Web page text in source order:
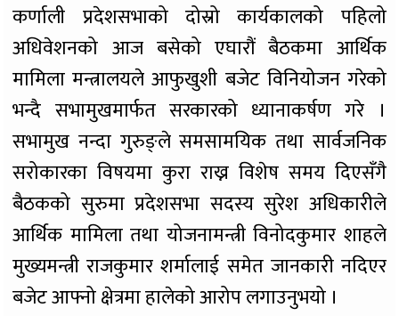
कर्णाली प्रदेशसभाको दोस्रो कार्यकालको पहिलो
अधिवेशनको आज बसेको एघारौं बैठकमा आर्थिक
मामिला मन्त्रालयले आफुखुशी बजेट विनियोजन गरेको
भन्दै सभामुखमार्फत सरकारको ध्यानाकर्षण गरे ।
सभामुख नन्दा गुरुङ्ले समसामयिक तथा सार्वजनिक
सरोकारका विषयमा कुरा राख्न विशेष समय दिएसँगै
बैठकको सुरुमा प्रदेशसभा सदस्य सुरेश अधिकारीले
आर्थिक मामिला तथा योजनामन्त्री विनोदकुमार शाहले
मुख्यमन्त्री राजकुमार शर्मालाई समेत जानकारी नदिएर
बजेट आफ्नो क्षेत्रमा हालेको आरोप लगाउनुभयो ।